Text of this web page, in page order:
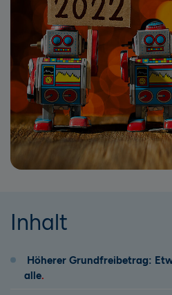
Inhalt
Höherer Grundfreibetrag:
alle